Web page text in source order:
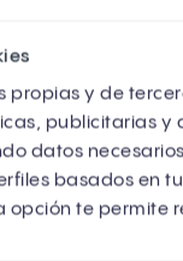
propias y de
publicitarias y
datos
basados en
opción te permite
se definió la
de
clave.
los
mano de